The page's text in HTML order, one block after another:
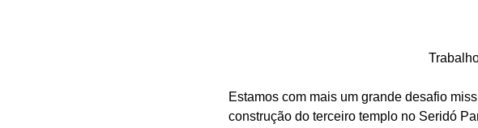
Estamos com mais um grande desafio
construção do terceiro templo no Seridó